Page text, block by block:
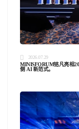
2026.07.29
MINISFORUM铭凡亮相
侧 AI 新范式。